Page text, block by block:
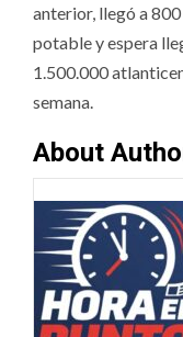
anterior, llegó a
potable y espera
1.500.000
semana.
About